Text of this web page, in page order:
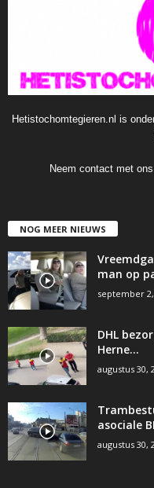
Hetistochomtegieren.nl is
Neem contact met
NOG MEER NIEUWS
man op
september
DHL
Herne…
augustus 30,
asociale
augustus 30,